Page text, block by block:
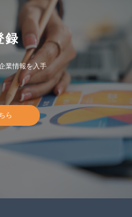
録
業情報を入手
ら